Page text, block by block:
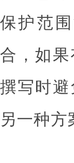
保护范
合，如
撰写时
另一种